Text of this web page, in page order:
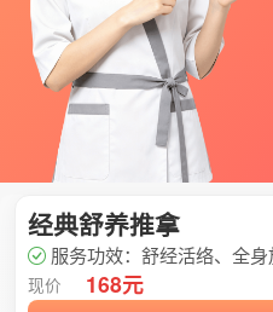
经典舒养推拿
服务功效：舒经活络、全
现价 168元